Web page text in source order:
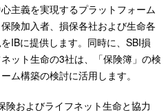
主義を実現するプラットフォーム
険加入者、損保各社および生命各
IBに提供します。同時に、SBI損
ット生命の3社は、「保険簿」の検
ム構築の検討に活用します。
険およびライフネット生命と協力